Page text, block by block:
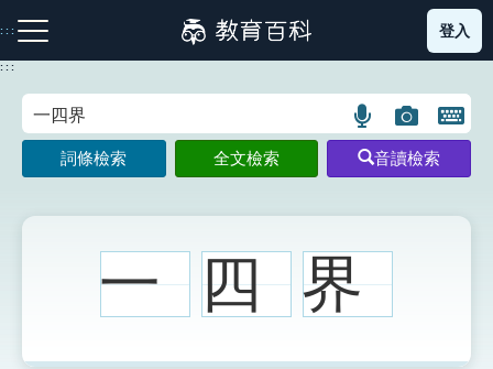
到
主
:::
注音索引圖示 筆畫索引圖示 部首索引表圖示
登入
:::
語
言
搜
示
圖
片
搜
開
鍵
圖
詞條檢索 全文檢索 音讀檢索
一 四 界